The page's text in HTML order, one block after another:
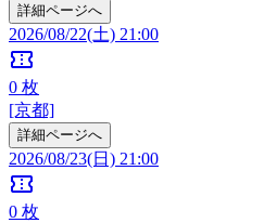
詳細ページへ
2026/08/22(土) 21:00
confirmation_number
0 枚
[京都]
詳細ページへ
2026/08/23(日) 21:00
confirmation_number
0 枚